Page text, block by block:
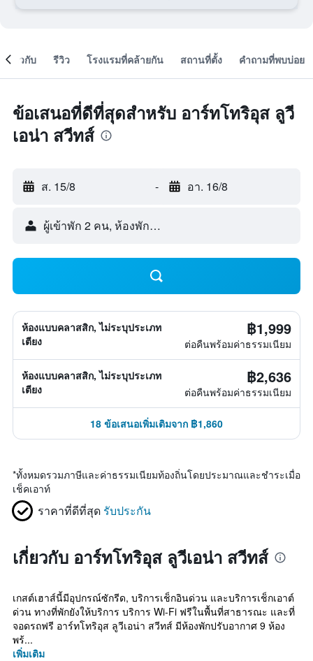
เกี่ยวกับ รีวิว โรงแรมที่คล้ายกัน สถานที่ตั้ง คำถามที่พบบ่อย
ข้อเสนอที่ดีที่สุดสำหรับ อาร์ทโทริอุส ลูวี
เอน่า สวีทส์
ส. 15/8 - อา. 16/8
ผู้เข้าพัก 2 คน, ห้องพัก 1 ห้อง
ห้องแบบคลาสสิก, ไม่ระบุประเภท
เตียง
฿1,999
ต่อคืนพร้อมค่าธรรมเนียม
ห้องแบบคลาสสิก, ไม่ระบุประเภท
เตียง
฿2,636
ต่อคืนพร้อมค่าธรรมเนียม
18 ข้อเสนอเพิ่มเติมจาก ฿1,860
*ทั้งหมดรวมภาษีและค่าธรรมเนียมท้องถิ่นโดยประมาณและชำระเมื่อ
เช็คเอาท์
ราคาที่ดีที่สุด รับประกัน
เกี่ยวกับ อาร์ทโทริอุส ลูวีเอน่า สวีทส์
เกสต์เฮาส์นี้มีอุปกรณ์ซักรีด, บริการเช็กอินด่วน และบริการเช็กเอาต์
ด่วน ทางที่พักยังให้บริการ บริการ Wi-Fi ฟรีในพื้นที่สาธารณะ และที่
จอดรถฟรี อาร์ทโทริอุส ลูวีเอน่า สวีทส์ มีห้องพักปรับอากาศ 9 ห้อง
พร้...
เพิ่มเติม